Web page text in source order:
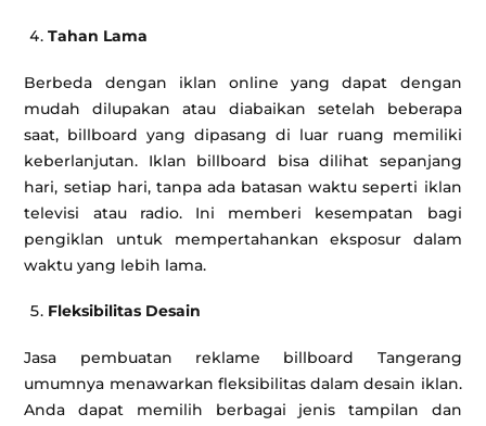
Tahan Lama
Berbeda dengan iklan online yang dapat dengan
mudah dilupakan atau diabaikan setelah beberapa
saat, billboard yang dipasang di luar ruang memiliki
keberlanjutan. Iklan billboard bisa dilihat sepanjang
hari, setiap hari, tanpa ada batasan waktu seperti iklan
televisi atau radio. Ini memberi kesempatan bagi
pengiklan untuk mempertahankan eksposur dalam
waktu yang lebih lama.
Fleksibilitas Desain
Jasa pembuatan reklame billboard Tangerang
umumnya menawarkan fleksibilitas dalam desain iklan.
Anda dapat memilih berbagai jenis tampilan dan